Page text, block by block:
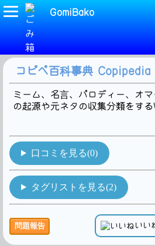
GomiBako
(コピペ)タグの検索結果です。1Hit!
コピペ百科事典 Copipedia
ミーム、名言、パロディー、オ
の起源や元ネタの収集分類をす
口コミを見る(0)
タグリストを見る(2)
問題報告 いい